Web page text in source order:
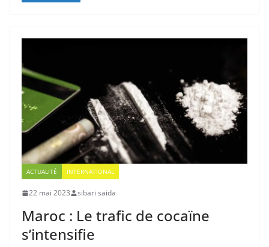
ACTUALITÉ INTERNATIONAL
22 mai 2023 sibari saida
Maroc : Le trafic de cocaïne
s’intensifie